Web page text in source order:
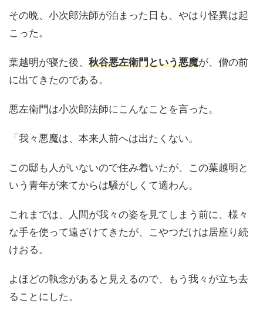
その晩、小次郎法師が泊まった日も、やはり怪異は起
こった。
葉越明が寝た後、 秋谷悪左衛門という悪魔が、僧の前
に出てきたのである。
悪左衛門は小次郎法師にこんなことを言った。
「我々悪魔は、本来人前へは出たくない。
この邸も人がいないので住み着いたが、この葉越明と
いう青年が来てからは騒がしくて適わん。
これまでは、人間が我々の姿を見てしまう前に、様々
な手を使って遠ざけてきたが、こやつだけは居座り続
けおる。
よほどの執念があると見えるので、もう我々が立ち去
ることにした。